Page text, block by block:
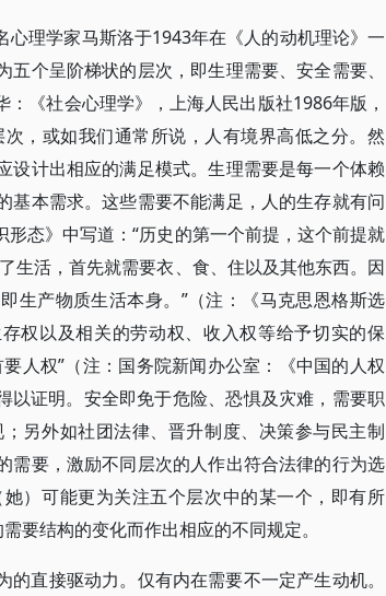
理学家马斯洛于1943年在《人的动机理论》一
个呈阶梯状的层次，即生理需要、安全需要、
《社会心理学》，上海人民出版社1986年版，
，或如我们通常所说，人有境界高低之分。然
计出相应的满足模式。生理需要是每一个体赖
基本需求。这些需要不能满足，人的生存就有问
态》中写道：“历史的第一个前提，这个前提就
生活，首先就需要衣、食、住以及其他东西。因
生产物质生活本身。”（注：《马克思恩格斯选
权以及相关的劳动权、收入权等给予切实的保
人权”（注：国务院新闻办公室：《中国的人权
证明。安全即免于危险、恐惧及灾难，需要职
另外如社团法律、晋升制度、决策参与民主制
需要，激励不同层次的人作出符合法律的行为选
）可能更为关注五个层次中的某一个，即有所
要结构的变化而作出相应的不同规定。
直接驱动力。仅有内在需要不一定产生动机。